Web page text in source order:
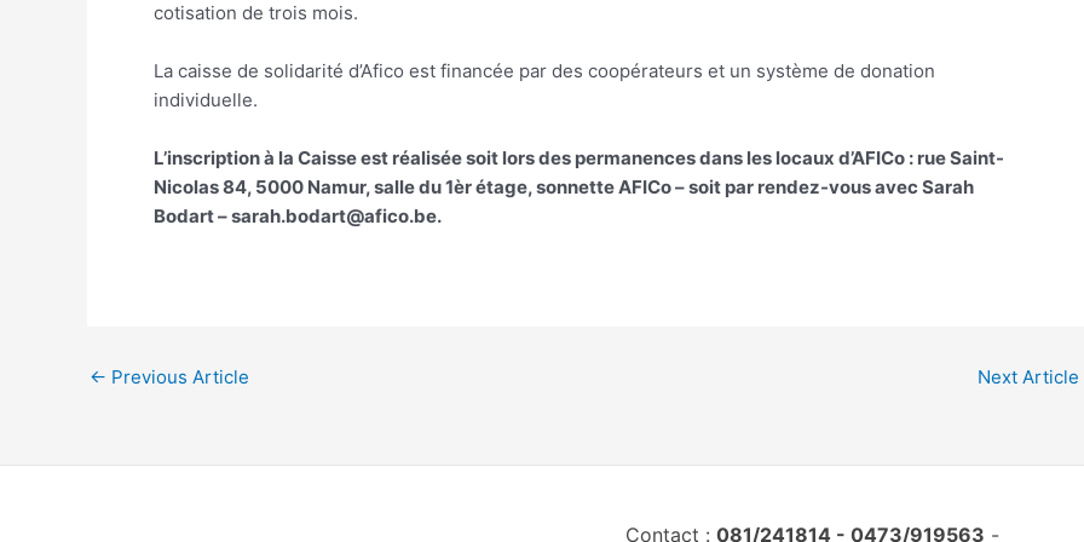
cotisation de trois mois.
La caisse de solidarité d’Afico est financée par des coopérateurs et un système de donation
individuelle.
L’inscription à la Caisse est réalisée soit lors des permanences dans les locaux d’AFICo : rue Saint-
Nicolas 84, 5000 Namur, salle du 1èr étage, sonnette AFICo – soit par rendez-vous avec Sarah
Bodart – sarah.bodart@afico.be.
← Previous Article Next Article
Contact :081/241814 - 0473/919563 -